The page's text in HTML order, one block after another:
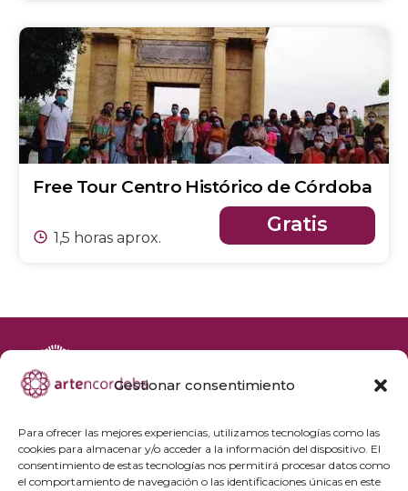
Gestionar consentimiento
Para ofrecer las mejores experiencias, utilizamos tecnologías como las
cookies para almacenar y/o acceder a la información del dispositivo. El
consentimiento de estas tecnologías nos permitirá procesar datos como
el comportamiento de navegación o las identificaciones únicas en este
Free Tour Centro Histórico de Córdoba
1,5 horas aprox.
Gratis
Agenda cultural
Preguntas frecuentes